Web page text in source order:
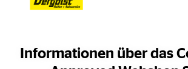
Informationen über das